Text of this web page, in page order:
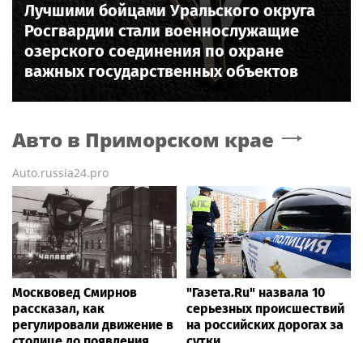
Лучшими бойцами Уральского округа
Росгвардии стали военнослужащие
озерского соединения по охране
важных государственных объектов
Авто в Приморском крае
Auto.russia24.pro
Москвовед Смирнов
рассказал, как
регулировали движение в
"Газета.Ru" назвала 10
серьезных происшествий
на российских дорогах за